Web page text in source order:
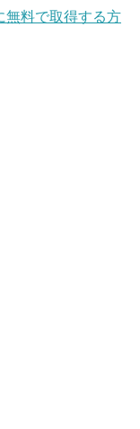
無料で取得する方